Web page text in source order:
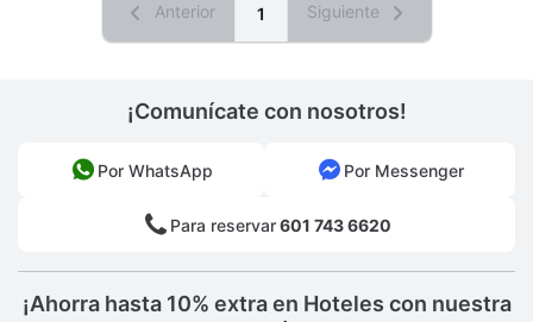
Anterior 1 Siguiente
¡Comunícate con nosotros!
Por WhatsApp Por Messenger
Para reservar601 743 6620
¡Ahorra hasta 10% extra en Hoteles con nuestra